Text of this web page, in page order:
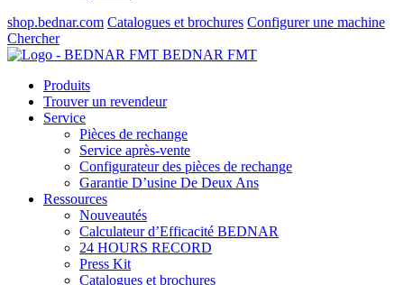
shop.bednar.com Catalogues et brochures Configurer une machine
Chercher
BEDNAR FMT
Produits
Trouver un revendeur
Service
Pièces de rechange
Service après-vente
Configurateur des pièces de rechange
Garantie D’usine De Deux Ans
Ressources
Nouveautés
Calculateur d’Efficacité BEDNAR
24 HOURS RECORD
Press Kit
Catalogues et brochures